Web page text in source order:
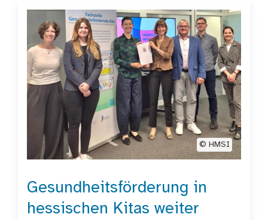
©️ HMSI
Gesundheitsförderung in
hessischen Kitas weiter